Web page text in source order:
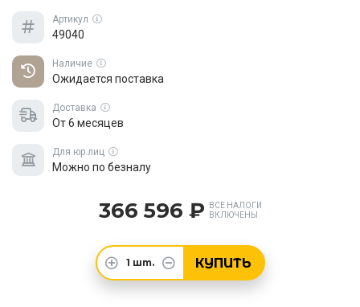
Артикул
49040
Наличие
Ожидается поставка
Доставка
От 6 месяцев
Для юр.лиц
Можно по безналу
366 596 ₽
ВСЕ НАЛОГИ
ВКЛЮЧЕНЫ
1 шт. КУПИТЬ